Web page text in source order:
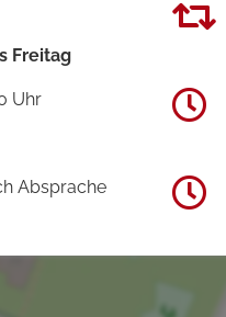
Freitag
Uhr
Absprache